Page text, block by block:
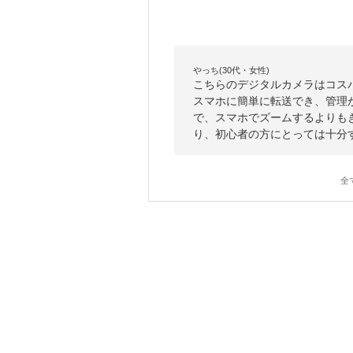
やっち(30代・女性)
こちらのデジタルカメラはコ
スマホに簡単に転送でき、管
で、スマホでズームするより
り、初心者の方にとっては十
全